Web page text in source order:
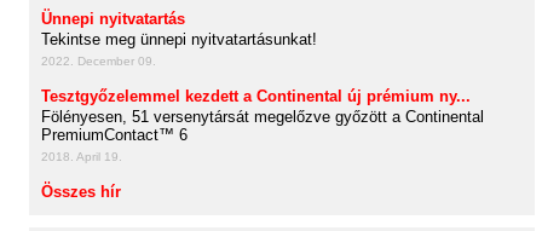
Ünnepi nyitvatartás
Tekintse meg ünnepi nyitvatartásunkat!
2022. December 09.
Tesztgyőzelemmel kezdett a Continental új prémium ny...
Fölényesen, 51 versenytársát megelőzve győzött a Continental
PremiumContact™ 6
2018. April 19.
Összes hír